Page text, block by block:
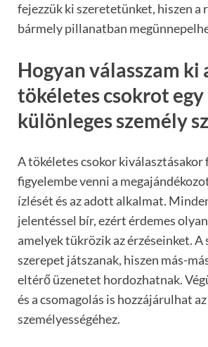
fejezzük ki szeretetünket, hiszen a
bármely pillanatban
Hogyan válasszam ki
tökéletes csokrot egy
különleges személy
A tökéletes csokor kiválasztásakor
figyelembe venni a
ízlését és az adott alkalmat.
jelentéssel bír, ezért érdemes
amelyek tükrözik az érzéseinket. A
szerepet játszanak, hiszen más-
eltérő üzenetet hordozhatnak.
és a csomagolás is hozzájárulhat
személyességéhez.